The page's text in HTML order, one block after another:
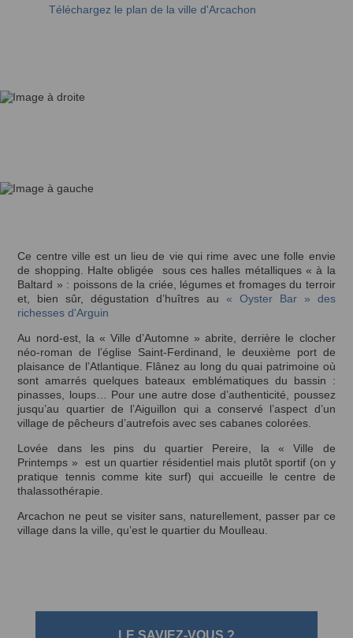
Téléchargez le plan de la ville d'Arcachon
Ce centre ville est un lieu de vie qui rime avec une folle envie
de shopping. Halte obligée sous ces halles métalliques « à la
Baltard » : poissons de la criée, légumes et fromages du terroir
et, bien sûr, dégustation d’huîtres au « Oyster Bar » des
richesses d'Arguin
Au nord-est, la « Ville d’Automne » abrite, derrière le clocher
néo-roman de l’église Saint-Ferdinand, le deuxième port de
plaisance de l’Atlantique. Flânez au long du quai patrimoine où
sont amarrés quelques bateaux emblématiques du bassin :
pinasses, loups… Pour une autre dose d’authenticité, poussez
jusqu’au quartier de l’Aiguillon qui a conservé l’aspect d’un
village de pêcheurs d’autrefois avec ses cabanes colorées.
Lovée dans les pins du quartier Pereire, la « Ville de
Printemps » est un quartier résidentiel mais plutôt sportif (on y
pratique tennis comme kite surf) qui accueille le centre de
thalassothérapie.
Arcachon ne peut se visiter sans, naturellement, passer par ce
village dans la ville, qu’est le quartier du Moulleau.
LE SAVIEZ-VOUS ?